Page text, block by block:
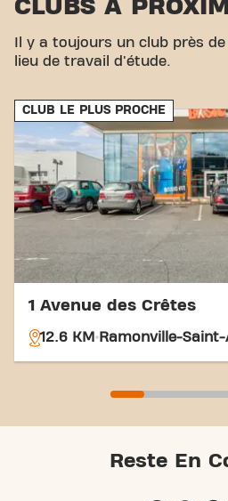
CLUBS À
Il y a toujours un club près
lieu de travail d'étude.
CLUB LE PLUS PROCHE
1 Avenue des Crêtes
12.6 KM Ramonville-Saint-
Reste En